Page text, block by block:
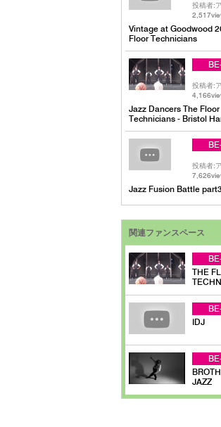
投稿者:
Vintage at Goodwood
Floor Technicians
投稿者:
Jazz Dancers The Floor
Technicians - Bristol
投稿者:
Jazz Fusion Battle
関連ファンスペース
THE
IDJ
JAZZ